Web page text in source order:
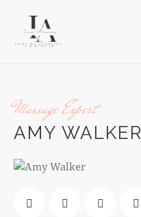
Massage Expert
AMY WALKER